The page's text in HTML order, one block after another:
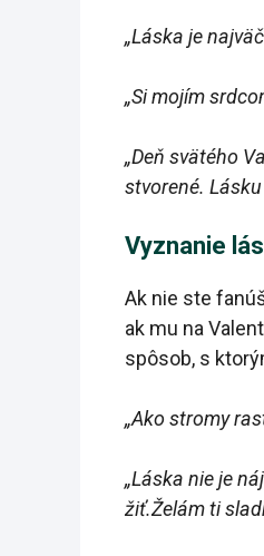
„Láska je
„Si mojím
„Deň svätého
stvorené.
Vyznanie
Ak nie ste
ak mu na
spôsob, s
„Ako stromy
„Láska nie je
žiť.Želám ti